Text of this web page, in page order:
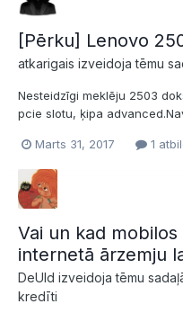
[Pērku] Lenovo
atkarigais izveidoja tēmu
Nesteidzīgi meklēju 2503
pcie slotu, ķipa
Marts 31, 2017
1
Vai un kad
internetā ārzemju
DeUld izveidoja tēmu
kredīti